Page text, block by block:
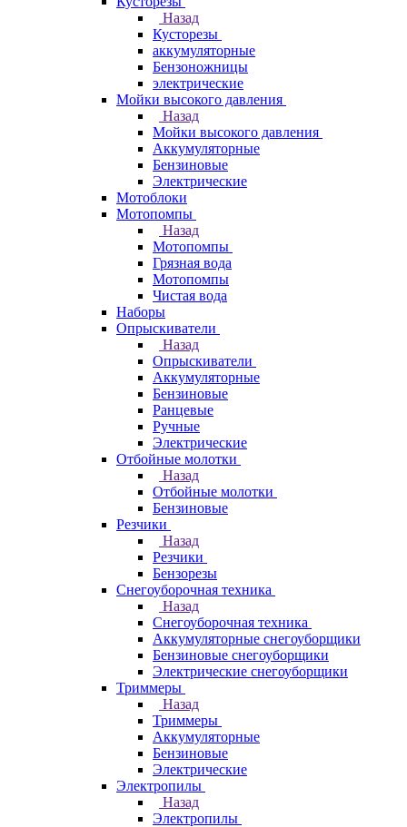
Назад
Кусторезы
аккумуляторные
Бензоножницы
электрические
Мойки высокого давления
Назад
Мойки высокого давления
Аккумуляторные
Бензиновые
Электрические
Мотоблоки
Мотопомпы
Назад
Мотопомпы
Грязная вода
Мотопомпы
Чистая вода
Наборы
Опрыскиватели
Назад
Опрыскиватели
Аккумуляторные
Бензиновые
Ранцевые
Ручные
Электрические
Отбойные молотки
Назад
Отбойные молотки
Бензиновые
Резчики
Назад
Резчики
Бензорезы
Снегоуборочная техника
Назад
Снегоуборочная техника
Аккумуляторные снегоуборщики
Бензиновые снегоуборщики
Электрические снегоуборщики
Триммеры
Назад
Триммеры
Аккумуляторные
Бензиновые
Электрические
Электропилы
Назад
Электропилы